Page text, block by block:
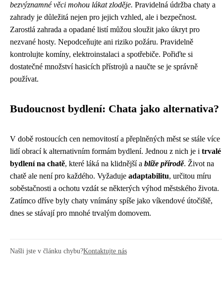
bezvýznamné věci mohou lákat zloděje. Pravidelná údržba chaty a
zahrady je důležitá nejen pro jejich vzhled, ale i bezpečnost.
Zarostlá zahrada a opadané listí můžou sloužit jako úkryt pro
nezvané hosty. Nepodceňujte ani riziko požáru. Pravidelně
kontrolujte komíny, elektroinstalaci a spotřebiče. Pořiďte si
dostatečné množství hasicích přístrojů a naučte se je správně
používat.
Budoucnost bydlení: Chata jako alternativa?
V době rostoucích cen nemovitostí a přeplněných měst se stále více
lidí obrací k alternativním formám bydlení. Jednou z nich je i trvalé
bydlení na chatě, které láká na klidnější a blíže přírodě. Život na
chatě ale není pro každého. Vyžaduje adaptabilitu, určitou míru
soběstačnosti a ochotu vzdát se některých výhod městského života.
Zatímco dříve byly chaty vnímány spíše jako víkendové útočiště,
dnes se stávají pro mnohé trvalým domovem.
Našli jste v článku chybu?Kontaktujte nás